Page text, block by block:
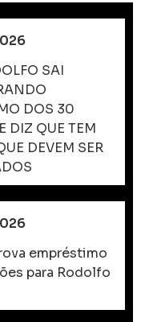
SAI
DOS 30
DIZ QUE TEM
DEVEM SER
empréstimo
para Rodolfo